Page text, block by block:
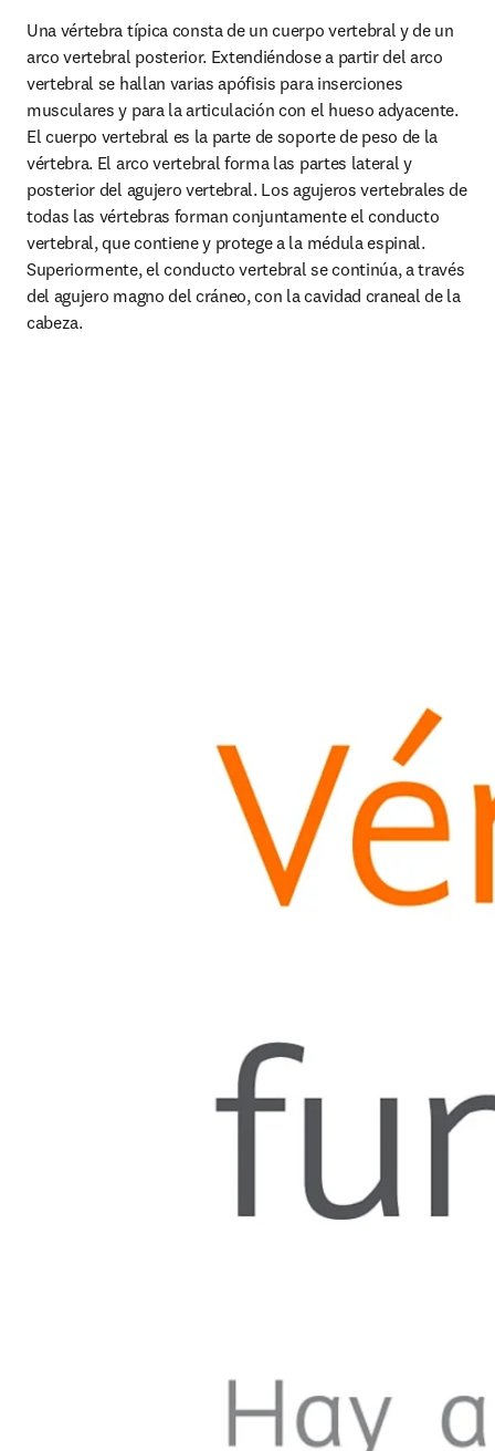
Una vértebra típica consta de un cuerpo vertebral y de un
arco vertebral posterior. Extendiéndose a partir del arco
vertebral se hallan varias apófisis para inserciones
musculares y para la articulación con el hueso adyacente.
El cuerpo vertebral es la parte de soporte de peso de la
vértebra. El arco vertebral forma las partes lateral y
posterior del agujero vertebral. Los agujeros vertebrales de
todas las vértebras forman conjuntamente el conducto
vertebral, que contiene y protege a la médula espinal.
Superiormente, el conducto vertebral se continúa, a través
del agujero magno del cráneo, con la cavidad craneal de la
cabeza.